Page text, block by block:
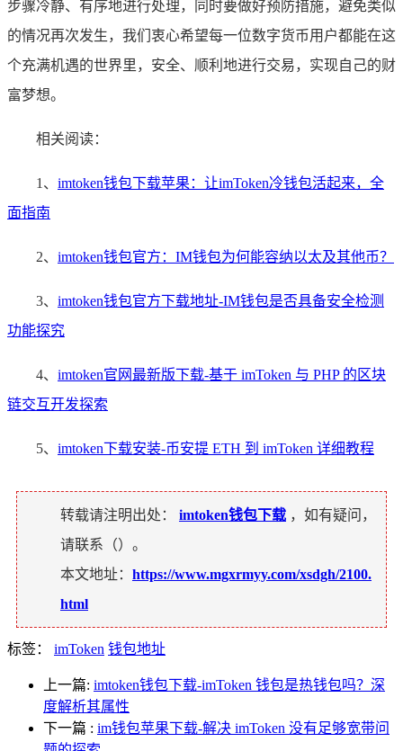
步骤冷静、有序地进行处理，同时要做好预防措施，避免类似
的情况再次发生，我们衷心希望每一位数字货币用户都能在这
个充满机遇的世界里，安全、顺利地进行交易，实现自己的财
富梦想。
相关阅读：
1、 imtoken钱包下载苹果：让imToken冷钱包活起来，全
面指南
2、 imtoken钱包官方：IM钱包为何能容纳以太及其他币？
3、 imtoken钱包官方下载地址-IM钱包是否具备安全检测
功能探究
4、 imtoken官网最新版下载-基于 imToken 与 PHP 的区块
链交互开发探索
5、 imtoken下载安装-币安提 ETH 到 imToken 详细教程
转载请注明出处： imtoken钱包下载 ，如有疑问，
请联系（）。
本文地址： https://www.mgxrmyy.com/xsdgh/2100.
html
标签： imToken 钱包地址
上一篇: imtoken钱包下载-imToken 钱包是热钱包吗？深
度解析其属性
下一篇 : im钱包苹果下载-解决 imToken 没有足够宽带问